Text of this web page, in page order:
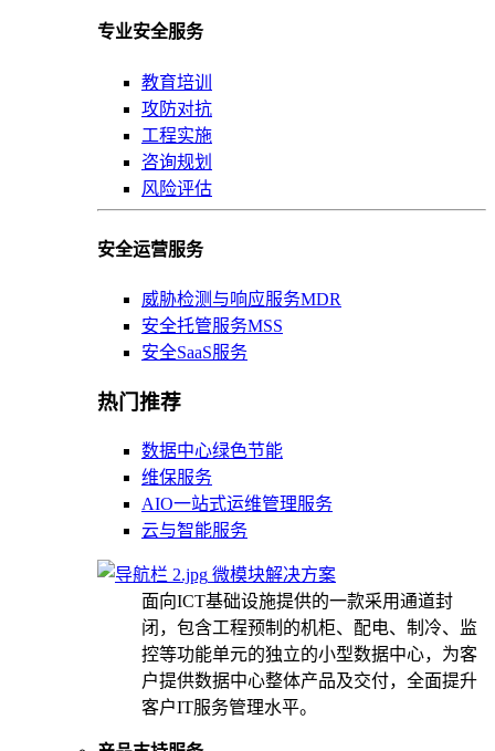
专业安全服务
教育培训
攻防对抗
工程实施
咨询规划
风险评估
安全运营服务
威胁检测与响应服务MDR
安全托管服务MSS
安全SaaS服务
热门推荐
数据中心绿色节能
维保服务
AIO一站式运维管理服务
云与智能服务
微模块解决方案
面向ICT基础设施提供的一款采用通道封
闭，包含工程预制的机柜、配电、制冷、监
控等功能单元的独立的小型数据中心，为客
户提供数据中心整体产品及交付，全面提升
客户IT服务管理水平。